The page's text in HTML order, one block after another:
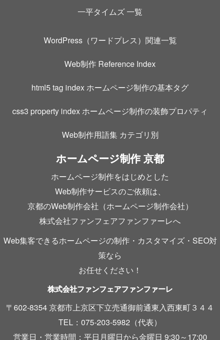
一平タイムズ 一覧
WordPress（ワードプレス）関連一覧
Web制作 Reference Index
html5 tag index ホームページ制作の基本タグ
css3 property index ホームページ制作の装飾プロパティ
Web制作用語集 カテゴリ別
ホームページ制作 京都
ホームページ制作をはじめとした
Web制作サービスのご依頼は、
京都のWeb制作会社（ホームページ制作会社）
株式会社ファンフェアファンファーレへ
Web集客できるホームページの制作・カスタマイズ・SEO対
策なら
お任せください！
株式会社ファンフェアファンファーレ
〒602-8354 京都市上京区下立売通御前通東入西東町３４４
TEL：075-203-5982（代表）
営業日・営業時間：平日月曜日から金曜日 9:30～17:00